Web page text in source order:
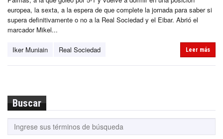
europea, la sexta, a la espera de que complete la jornada para saber si
supera definitivamente o no a la Real Sociedad y el Eibar. Abrió el
marcador Mikel...
Iker Muniain Real Sociedad Leer más
Buscar